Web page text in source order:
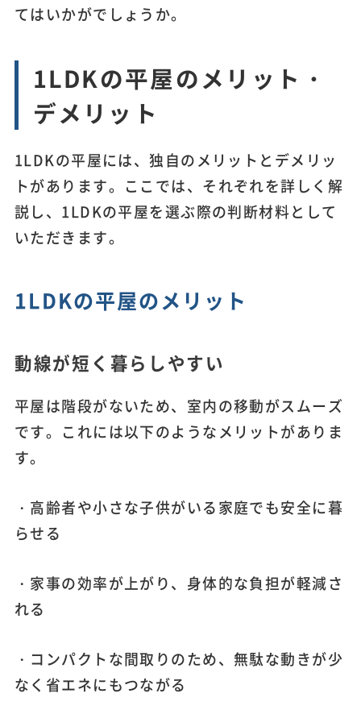
てはいかがでしょうか。
1LDKの平屋のメリット・
デメリット
1LDKの平屋には、独自のメリットとデメリッ
トがあります。ここでは、それぞれを詳しく解
説し、1LDKの平屋を選ぶ際の判断材料として
いただきます。
1LDKの平屋のメリット
動線が短く暮らしやすい
平屋は階段がないため、室内の移動がスムーズ
です。これには以下のようなメリットがありま
す。
・高齢者や小さな子供がいる家庭でも安全に暮
らせる
・家事の効率が上がり、身体的な負担が軽減さ
れる
・コンパクトな間取りのため、無駄な動きが少
なく省エネにもつながる